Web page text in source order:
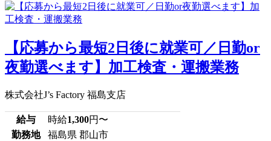
【応募から最短2日後に就業可／日勤or
夜勤選べます】加工検査・運搬業務
株式会社J’s Factory 福島支店
給与 時給1,300円〜
勤務地
福島県 郡山市